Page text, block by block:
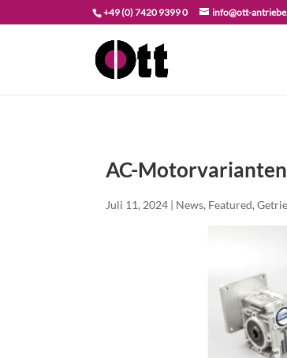
+49 (0) 7420 9399 0 info@ott-
AC-
Juli 11, 2024 | News, Featured,